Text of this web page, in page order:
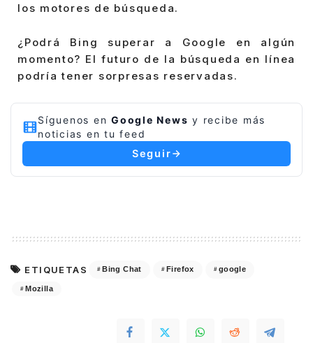
los motores de búsqueda.
¿Podrá Bing superar a Google en algún
momento? El futuro de la búsqueda en línea
podría tener sorpresas reservadas.
Síguenos en Google News y recibe más
noticias en tu feed
Seguir
ETIQUETAS Bing Chat Firefox google
Mozilla